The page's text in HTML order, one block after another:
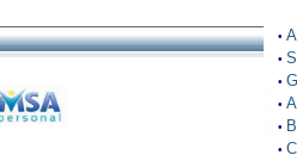
•
•
•
•
•
•